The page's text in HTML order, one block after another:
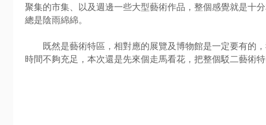
聚集的市集、以及週邊一些大型藝術作品，整個感覺就是十
總是陰雨綿綿。
既然是藝術特區，相對應的展覽及博物館是一定要有的
時間不夠充足，本次還是先來個走馬看花，把整個駁二藝術